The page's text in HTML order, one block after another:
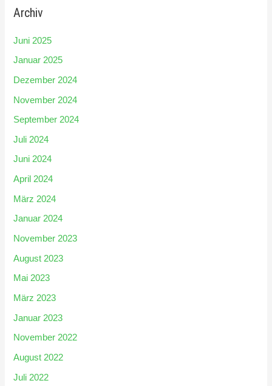
Archiv
Juni 2025
Januar 2025
Dezember 2024
November 2024
September 2024
Juli 2024
Juni 2024
April 2024
März 2024
Januar 2024
November 2023
August 2023
Mai 2023
März 2023
Januar 2023
November 2022
August 2022
Juli 2022